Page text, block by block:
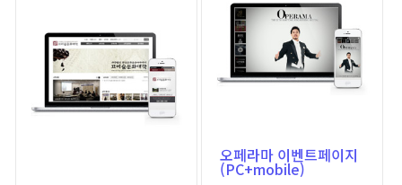
오페라마 이벤트페이지
(PC+mobile)